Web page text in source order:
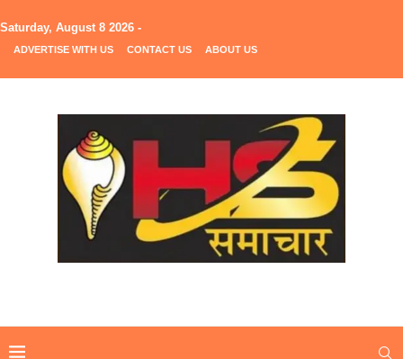
Saturday, August 8 2026 -
ADVERTISE WITH US CONTACT US ABOUT US